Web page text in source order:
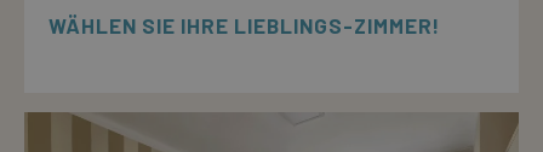
WÄHLEN SIE IHRE LIEBLINGS-ZIMMER!